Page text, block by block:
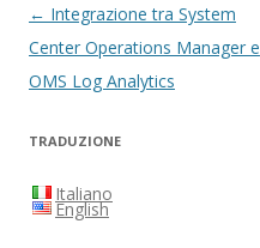
Navigazione
articolo
← Integrazione tra System
Center Operations Manager e
OMS Log Analytics
TRADUZIONE
Italiano
English